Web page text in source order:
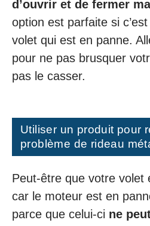
d’ouvrir et de fermer
option est parfaite si
volet qui est en panne.
pour ne pas brusquer
pas le casser.
Utiliser un produit pour
problème de rideau
Peut-être que votre volet
car le moteur est en
parce que celui-ci ne